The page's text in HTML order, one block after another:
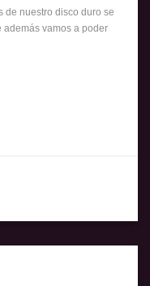
de nuestro disco duro se
además vamos a poder